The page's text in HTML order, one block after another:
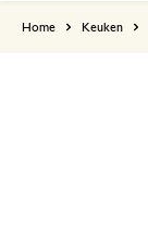
Home Keuken